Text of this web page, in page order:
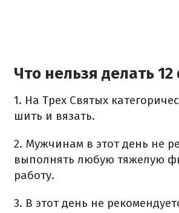
Что нельзя делать
1. На Трех Святых
шить и вязать.
2. Мужчинам в этот день не
выполнять любую тяжелую
работу.
​3. В этот день не